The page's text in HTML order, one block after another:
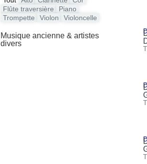
Flûte traversière
Piano
Trompette
Violon Violoncelle
Musique ancienne & artistes
divers